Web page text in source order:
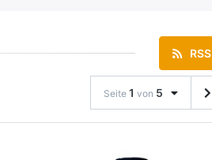
RSS
Seite 1 von 5